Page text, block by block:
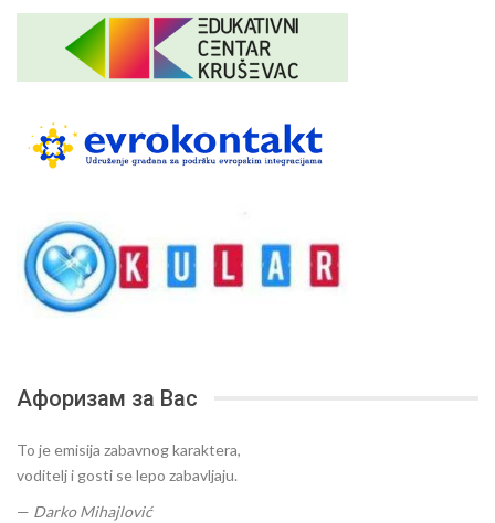
Афоризам за Вас
To je emisija zabavnog karaktera,
voditelj i gosti se lepo zabavljaju.
— Darko Mihajlović